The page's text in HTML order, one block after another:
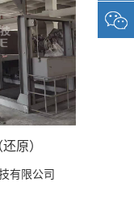
原）
有限公司